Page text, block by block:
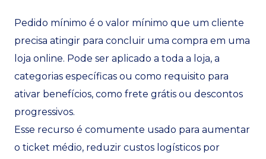
Pedido mínimo é o valor mínimo que um cliente
precisa atingir para concluir uma compra em uma
loja online. Pode ser aplicado a toda a loja, a
categorias específicas ou como requisito para
ativar benefícios, como frete grátis ou descontos
progressivos.
Esse recurso é comumente usado para aumentar
o ticket médio, reduzir custos logísticos por